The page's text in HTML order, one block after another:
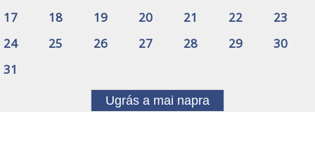
17
18 19 20 21 22
23
24
25 26 27 28 29
30
31
Ugrás a mai napra